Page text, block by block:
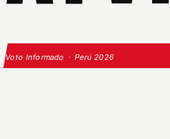
Voto Informado · Perú 2026